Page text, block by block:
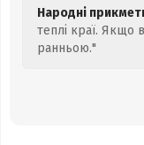
Народні
теплі краї. Якщо
ранньою."